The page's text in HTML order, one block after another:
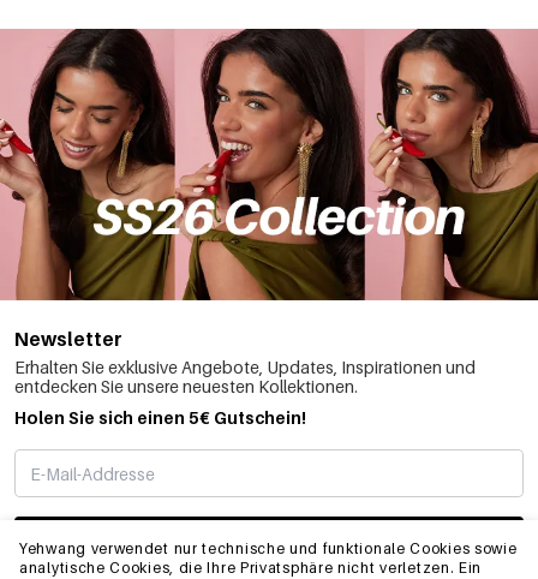
Yehwang verwendet nur technische und funktionale Cookies sowie
analytische Cookies, die Ihre Privatsphäre nicht verletzen. Ein
Newsletter
Erhalten Sie exklusive Angebote, Updates, Inspirationen und
entdecken Sie unsere neuesten Kollektionen.
Holen Sie sich einen 5€ Gutschein!
ABONNIEREN